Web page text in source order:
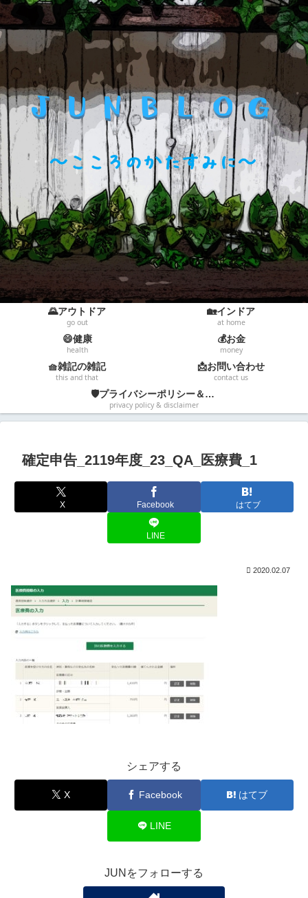
🌄アウトドア
go out
🏡インドア
at home
😄健康
health
💰お金
money
🧺雑記の雑記
this and that
📩お問い合わせ
contact us
🛡️プライバシーポリシー＆免責事項
privacy policy & disclaimer
確定申告_2119年度_23_QA_医療費_1
X Facebook はてブ
LINE
2020.02.07
シェアする
X Facebook はてブ
LINE
JUNをフォローする